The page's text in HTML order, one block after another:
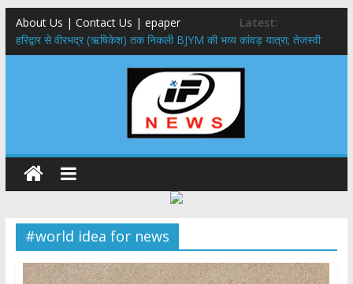
About Us | Contact Us | epaper
Latest:
​हरिद्वार से वीरभद्र (ऋषिकेश) तक निकली BJYM की भव्य कांवड़ यात्रा; तेजस्वी
सूर्या ने की देश व प्रदेशवासियों के कल्याण की कामना
नंदा की चौकी पुल हादसा: PWD के EE, AE और JE निलंबित, सीएम धामी के निर्देश
मुख्यमंत्री ने 9 लाख 87 हजार17 पेंशन लाभार्थियों को कुल 146 करोड़ 32 लाख
राष्ट्रीय हथकरघा दिवस पर मुख्यमंत्री धामी ने उत्कृष्ट बुनकरों और हस्तशिल्प
कारीगरों को किया सम्मानित
​धामी कैबिनेट का बड़ा फैसला: पशुपालकों को 60% तक सब्सिडी, गंगा एक्सप्रेसवे का
हरिद्वार तक होगा विस्तार
#world idea for news